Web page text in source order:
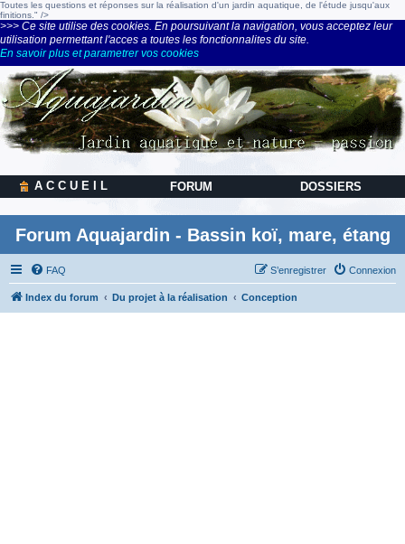
Toutes les questions et réponses sur la réalisation d'un jardin aquatique, de l'étude jusqu'aux
finitions." />
>>> Ce site utilise des cookies. En poursuivant la navigation, vous acceptez leur
utilisation permettant l'acces a toutes les fonctionnalites du site.
En savoir plus et parametrer vos cookies
A C C U E I L FORUM DOSSIERS
Forum Aquajardin - Bassin koï, mare, étang
FAQ Connexion
S’enregistrer
Index du forum Du projet à la réalisation Conception